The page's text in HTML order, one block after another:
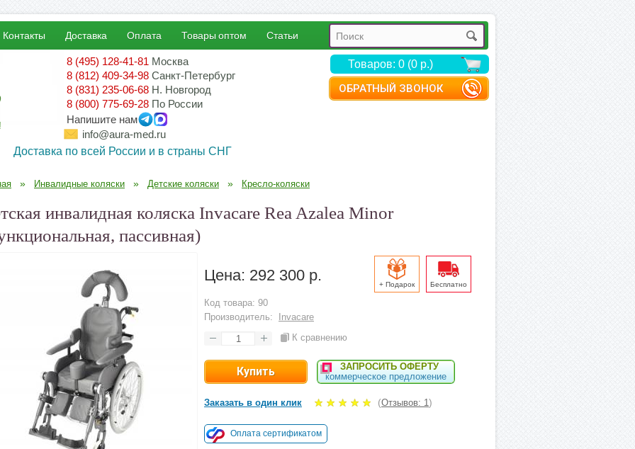
ОБРАТНЫЙ ЗВОНОК
Контакты Доставка Оплата Товары оптом Статьи
8 (495) 128-41-81 Москва
8 (812) 409-34-98 Санкт-Петербург
8 (831) 235-06-68 Н. Новгород
8 (800) 775-69-28 По России
Напишите нам
info@aura-med.ru
Доставка по всей России и в страны СНГ
Товаров: 0 (0 р.)
» Инвалидные коляски » Детские коляски » Кресло-коляски
инвалидная коляска Invacare Rea Azalea Minor
пассивная)
+ Подарок Бесплатно
Цена: 292 300 р.
Код товара: 90
Производитель:
Invacare
К сравнению
ЗАПРОСИТЬ ОФЕРТУ
коммерческое предложение
Заказать в один клик (Отзывов: 1)
Оплата сертификатом